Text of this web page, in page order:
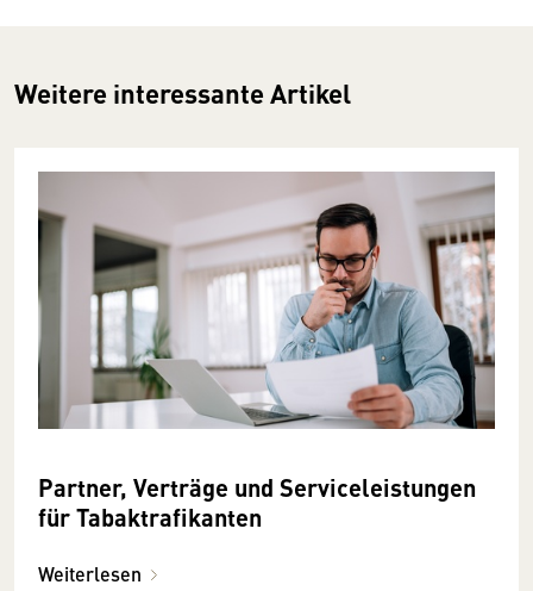
Weitere interessante Artikel
Partner, Verträge und Service­leistungen
für Tabak­trafikanten
Weiterlesen